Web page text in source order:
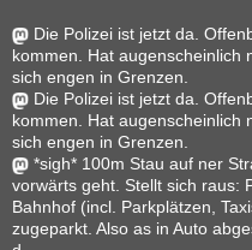
Die Polizei ist jetzt da.
kommen. Hat augenscheinlich
sich engen in Grenzen.
Die Polizei ist jetzt da.
kommen. Hat augenscheinlich
sich engen in Grenzen.
*sigh* 100m Stau auf ner
vorwärts geht. Stellt sich raus:
Bahnhof (incl. Parkplätzen,
zugeparkt. Also as in Auto